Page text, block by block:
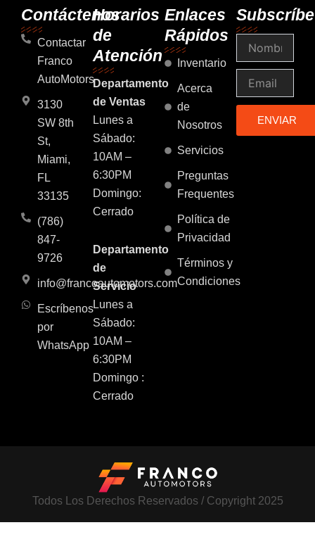
b
o
k
a
a
m
u
e
s
a
p
p
e
d
n
Contáctenos
Contactar
Franco
AutoMotors
3130
SW 8th
St,
Miami,
FL
33135
(786)
847-
9726
info@francoautomotors.com
Escríbenos
por
WhatsApp
Horarios
de
Atención
Departamento
de Ventas
Lunes a
Sábado:
10AM –
6:30PM
Domingo:
Cerrado
Departamento
de
Servicio
Lunes a
Sábado:
10AM –
6:30PM
Domingo :
Cerrado
Enlaces
Rápidos
Inventario
Acerca
de
Nosotros
Servicios
Preguntas
Frequentes
Política de
Privacidad
Términos y
Condiciones
ENVIAR
Todos Los Derechos Reservados / Copyright 2025